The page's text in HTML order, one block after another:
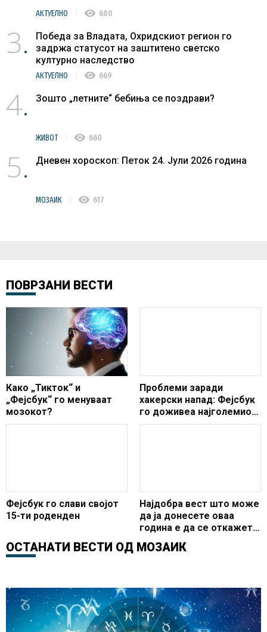
АКТУЕЛНО visibility 680
3
Победа за Владата, Охридскиот регион го
задржа статусот на заштитено светско
културно наследство
АКТУЕЛНО visibility 669
4 Зошто „летните“ бебиња се поздрави?
ЖИВОТ visibility 660
5 Дневен хороскоп: Петок 24. Јули 2026 година
МОЗАИК visibility 617
ПОВРЗАНИ ВЕСТИ
Како „Тикток“ и
„Фејсбук“ го менуваат
мозокот?
Проблеми заради
хакерски напад: Фејсбук
го доживеа најголемиот
крах во историјата
Фејсбук го слави својот
15-ти роденден
Најдобра вест што може
да ја донесете оваа
година е да се откажете
од Фејсбук
ОСТАНАТИ ВЕСТИ ОД МОЗАИК